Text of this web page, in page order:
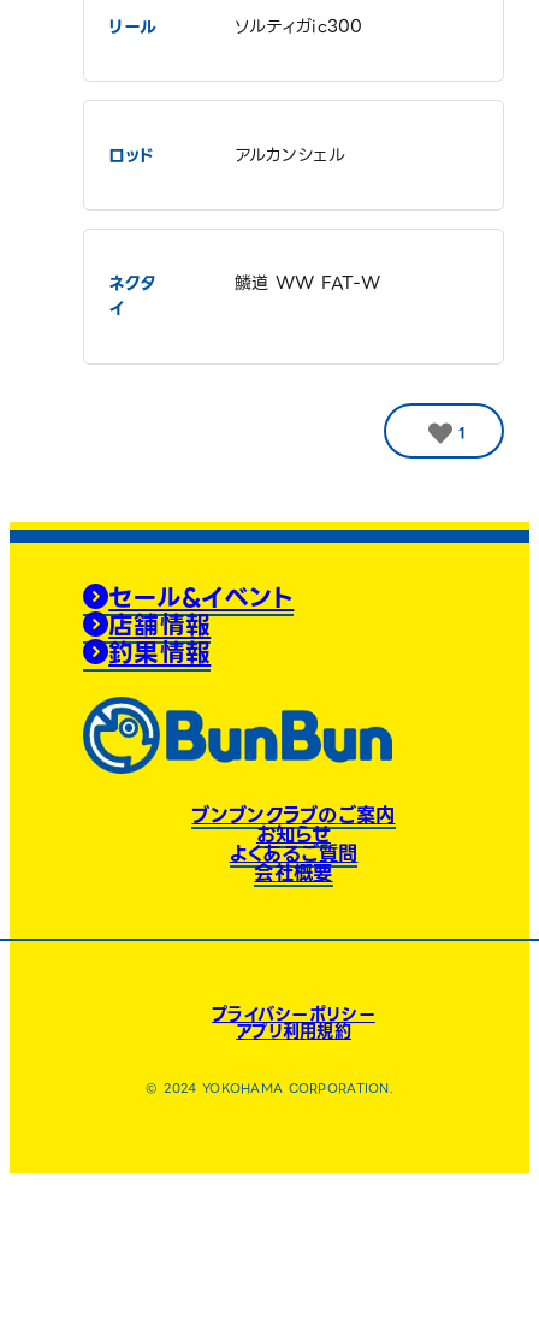
リール ソルティガic300
ロッド アルカンシェル
ネクタ
イ
鱗道 WW FAT-W
1
セール&イベント
店舗情報
釣果情報
ブンブンクラブのご案内
お知らせ
よくあるご質問
会社概要
プライバシーポリシー
アプリ利用規約
© 2024 YOKOHAMA CORPORATION.